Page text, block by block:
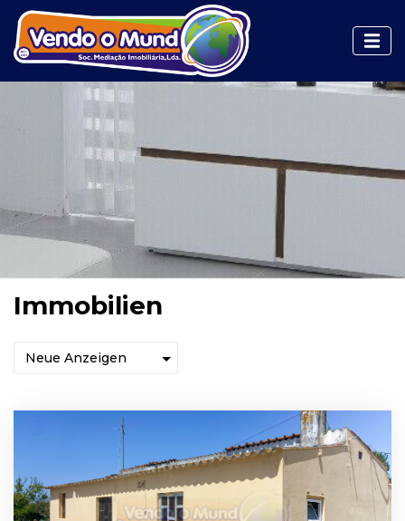
Immobilien